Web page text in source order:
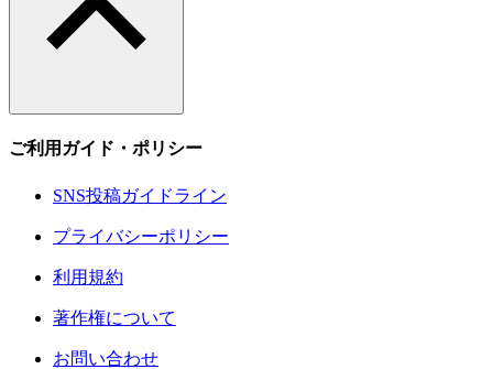
ご利用ガイド・ポリシー
SNS投稿ガイドライン
プライバシーポリシー
利用規約
著作権について
お問い合わせ